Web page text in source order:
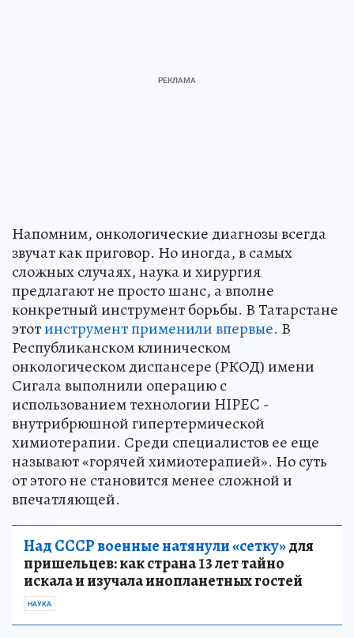
Напомним, онкологические диагнозы всегда
звучат как приговор. Но иногда, в самых
сложных случаях, наука и хирургия
предлагают не просто шанс, а вполне
конкретный инструмент борьбы. В Татарстане
этотинструмент применили впервые. В
Республиканском клиническом
онкологическом диспансере (РКОД) имени
Сигала выполнили операцию с
использованием технологии HIPEC -
внутрибрюшной гипертермической
химиотерапии. Среди специалистов ее еще
называют «горячей химиотерапией». Но суть
от этого не становится менее сложной и
впечатляющей.
Над СССР военные натянули «сетку»для
пришельцев: как страна 13 лет тайно
искала и изучала инопланетных гостей
НАУКА